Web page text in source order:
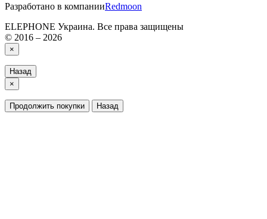
Разработано в компанииRedmoon
ELEPHONE Украина. Все права защищены
© 2016 – 2026
×
Назад
×
Продолжить покупки Назад